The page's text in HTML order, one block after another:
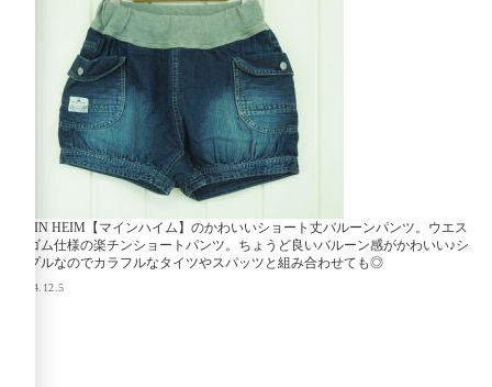
MEIN HEIM【マインハイム】のかわいいショート丈バルーンパンツ。ウエス
トゴム仕様の楽チンショートパンツ。ちょうど良いバルーン感がかわいい♪シ
ンプルなのでカラフルなタイツやスパッツと組み合わせても◎
2014.12.5